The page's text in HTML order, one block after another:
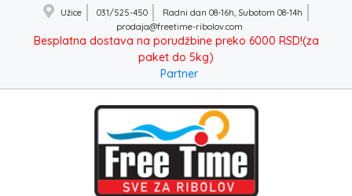
Užice 031/525-450
Radni dan 08-16h, Subotom 08-14h
prodaja@freetime-ribolov.com
Besplatna dostava na porudžbine preko 6000 RSD!(za
paket do 5kg)
Partner